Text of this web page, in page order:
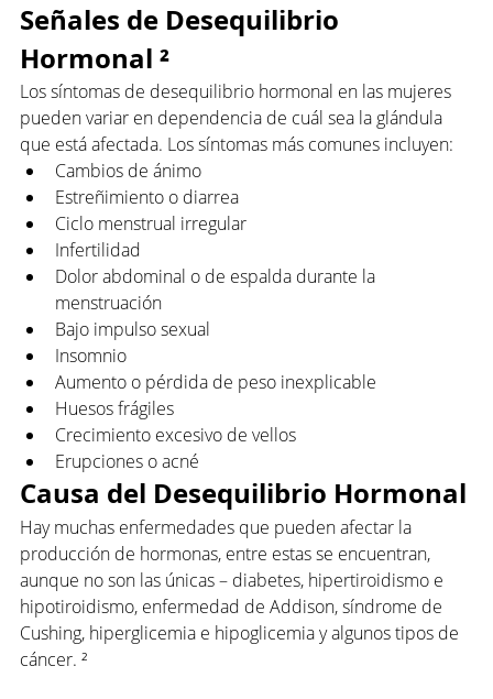
Señales de Desequilibrio
Hormonal ²
Los síntomas de desequilibrio hormonal en las mujeres
pueden variar en dependencia de cuál sea la glándula
que está afectada. Los síntomas más comunes incluyen:
Cambios de ánimo
Estreñimiento o diarrea
Ciclo menstrual irregular
Infertilidad
Dolor abdominal o de espalda durante la
menstruación
Bajo impulso sexual
Insomnio
Aumento o pérdida de peso inexplicable
Huesos frágiles
Crecimiento excesivo de vellos
Erupciones o acné
Causa del Desequilibrio Hormonal
Hay muchas enfermedades que pueden afectar la
producción de hormonas, entre estas se encuentran,
aunque no son las únicas – diabetes, hipertiroidismo e
hipotiroidismo, enfermedad de Addison, síndrome de
Cushing, hiperglicemia e hipoglicemia y algunos tipos de
cáncer. ²